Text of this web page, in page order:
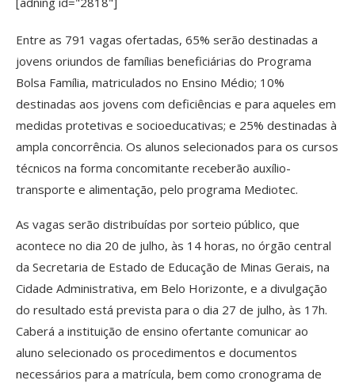
Entre as 791 vagas ofertadas, 65% serão destinadas a
jovens oriundos de famílias beneficiárias do Programa
Bolsa Família, matriculados no Ensino Médio; 10%
destinadas aos jovens com deficiências e para aqueles em
medidas protetivas e socioeducativas; e 25% destinadas à
ampla concorrência. Os alunos selecionados para os cursos
técnicos na forma concomitante receberão auxílio-
transporte e alimentação, pelo programa Mediotec.
As vagas serão distribuídas por sorteio público, que
acontece no dia 20 de julho, às 14 horas, no órgão central
da Secretaria de Estado de Educação de Minas Gerais, na
Cidade Administrativa, em Belo Horizonte, e a divulgação
do resultado está prevista para o dia 27 de julho, às 17h.
Caberá a instituição de ensino ofertante comunicar ao
aluno selecionado os procedimentos e documentos
necessários para a matrícula, bem como cronograma de